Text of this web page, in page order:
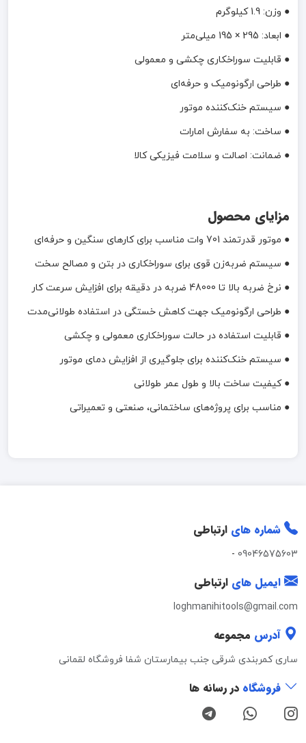
● وزن: 1.9 کیلوگرم
● ابعاد: 295 × 195 میلی‌متر
● قابلیت سوراخکاری چکشی و معمولی
● طراحی ارگونومیک و حرفه‌ای
● سیستم خنک‌کننده موتور
● ساخت: به سفارش امارات
● ضمانت: اصالت و سلامت فیزیکی کالا
مزایای محصول
● موتور قدرتمند 701 وات مناسب برای کارهای سنگین و حرفه‌ای
● سیستم ضربه‌زن قوی برای سوراخکاری در بتن و مصالح سخت
● نرخ ضربه بالا تا 48000 ضربه در دقیقه برای افزایش سرعت کار
● طراحی ارگونومیک جهت کاهش خستگی در استفاده طولانی‌مدت
● قابلیت استفاده در حالت سوراخکاری معمولی و چکشی
● سیستم خنک‌کننده برای جلوگیری از افزایش دمای موتور
● کیفیت ساخت بالا و طول عمر طولانی
● مناسب برای پروژه‌های ساختمانی، صنعتی و تعمیراتی
شماره های ارتباطی
09046575603
-
ایمیل های ارتباطی
loghmanihitools@gmail.com
آدرس مجموعه
ساری کمربندی شرقی جنب بیمارستان شفا فروشگاه لقمانی
فروشگاه در رسانه ها